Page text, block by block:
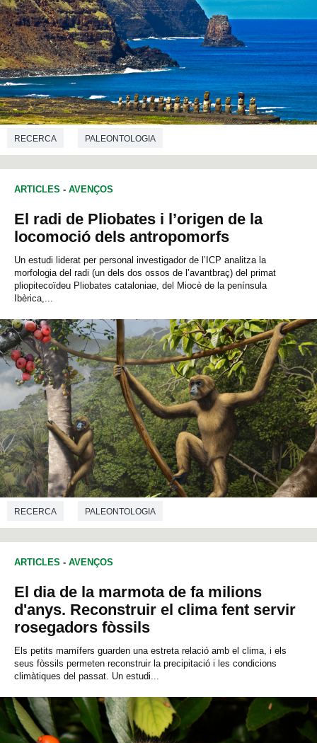
RECERCA PALEONTOLOGIA
ARTICLES - AVENÇOS
El radi de Pliobates i l’origen de la
locomoció dels antropomorfs
Un estudi liderat per personal investigador de l’ICP analitza la
morfologia del radi (un dels dos ossos de l’avantbraç) del primat
pliopitecoïdeu Pliobates cataloniae, del Miocè de la península
Ibèrica,...
RECERCA PALEONTOLOGIA
ARTICLES - AVENÇOS
El dia de la marmota de fa milions
d'anys. Reconstruir el clima fent servir
rosegadors fòssils
Els petits mamífers guarden una estreta relació amb el clima, i els
seus fòssils permeten reconstruir la precipitació i les condicions
climàtiques del passat. Un estudi...